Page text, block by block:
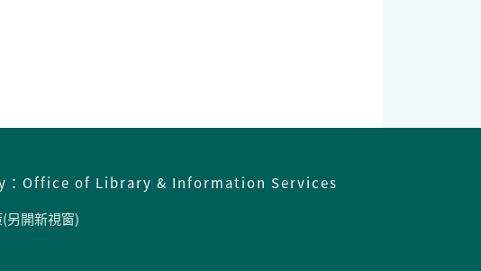
Office of Library & Information Services
另開新視窗)